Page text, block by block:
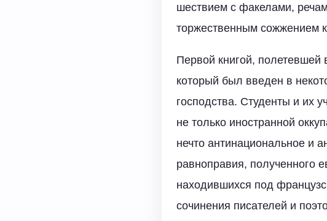
шествием с факелами,
торжественным сожжением
Первой книгой, полетевшей
который был введен в
господства. Студенты и их
не только иностранной
нечто антинациональное и
равноправия, полученного
находившихся под
сочинения писателей и